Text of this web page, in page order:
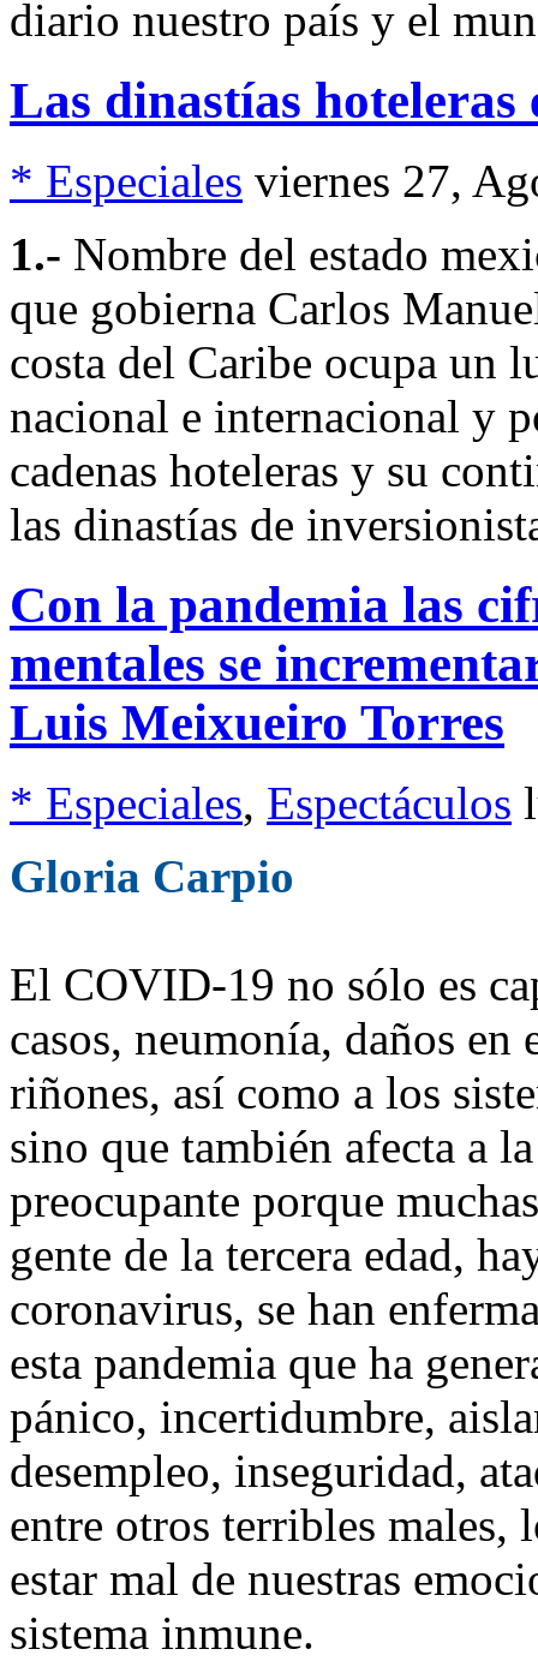
diario nuestro país y el
Las dinastías hoteleras
* Especiales viernes 27,
1.- Nombre del estado
que gobierna Carlos
costa del Caribe ocupa un
nacional e internacional y
cadenas hoteleras y su
las dinastías de
Con la pandemia las
mentales se
Luis Meixueiro Torres
* Especiales, Espectáculos
Gloria Carpio
El COVID-19 no sólo es
casos, neumonía, daños
riñones, así como a los
sino que también afecta a
preocupante porque
gente de la tercera edad,
coronavirus, se han
esta pandemia que ha
pánico, incertidumbre,
desempleo, inseguridad,
entre otros terribles males,
estar mal de nuestras
sistema inmune.